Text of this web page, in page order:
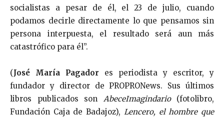
socialistas a pesar de él, el 23 de julio, cuando
podamos decirle directamente lo que pensamos sin
persona interpuesta, el resultado será aun más
catastrófico para él”.
(José María Pagador es periodista y escritor, y
fundador y director de PROPRONews. Sus últimos
libros publicados son AbeceImagindario(fotolibro,
Fundación Caja de Badajoz), Lencero, el hombre que